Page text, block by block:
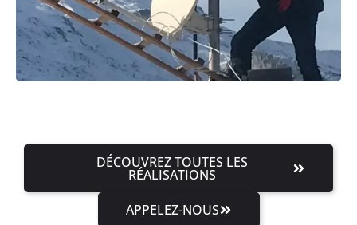
DÉCOUVREZ TOUTES LES
RÉALISATIONS
APPELEZ-NOUS